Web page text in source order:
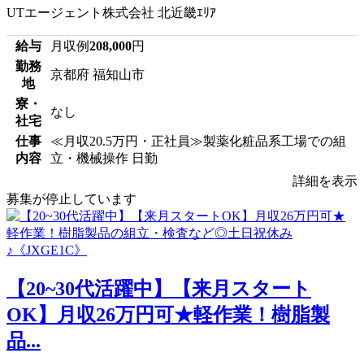
UTエージェント株式会社 北近畿ｴﾘｱ
給与 月収例208,000円
勤務
地
京都府 福知山市
寮・
社宅
なし
仕事
内容
≪月収20.5万円・正社員≫製薬化粧品系工場での組
立・機械操作 日勤
詳細を表示
募集が停止しています
【20~30代活躍中】【来月スタート
OK】月収26万円可★軽作業！樹脂製
品...